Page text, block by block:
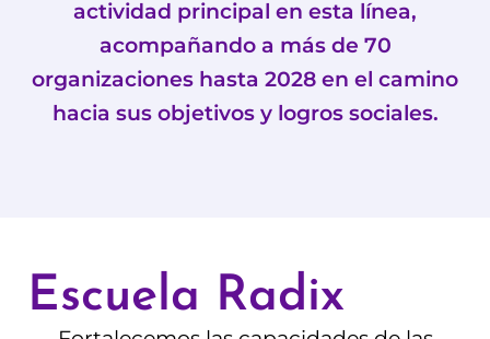
actividad principal en esta línea,
acompañando a más de 70
organizaciones hasta 2028 en el camino
hacia sus objetivos y logros sociales.
Escuela Radix